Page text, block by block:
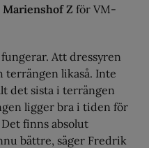
Marienshof Z för VM-
Att dressyren
likaså. Inte
det sista i terrängen
ligger bra i tiden för
finns absolut
bättre, säger Fredrik